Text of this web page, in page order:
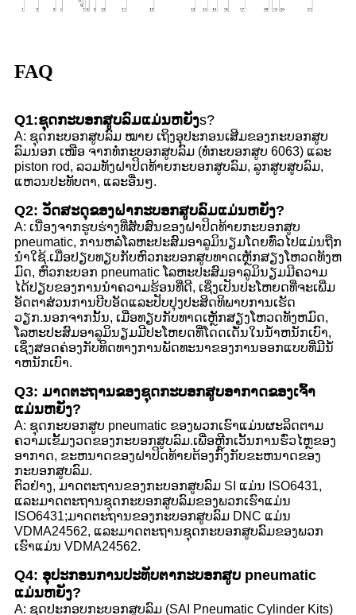
FAQ
Q1:ຊຸດກະບອກສູບລົມແມ່ນຫຍັງs?
A: ຊຸດກະບອກສູບລົມ ໝາຍ ເຖິງອຸປະກອນເສີມຂອງກະບອກສູບ
ລົມນອກ ເໜືອ ຈາກທໍ່ກະບອກສູບລົມ (ທໍ່ກະບອກສູບ 6063) ແລະ
piston rod, ລວມທັງຝາປິດທ້າຍກະບອກສູບລົມ, ລູກສູບສູບລົມ,
ແຫວນປະທັບຕາ, ແລະອື່ນໆ.
Q2: ວັດສະດຸຂອງຝາກະບອກສູບລົມແມ່ນຫຍັງ?
A: ເນື່ອງຈາກຮູບຮ່າງທີ່ສັບສົນຂອງຝາປິດທ້າຍກະບອກສູບ
pneumatic, ການຫລໍ່ໂລຫະປະສົມອາລູມິນຽມໂດຍທົ່ວໄປແມ່ນຖືກ
ນໍາໃຊ້.ເມື່ອປຽບທຽບກັບຫົວກະບອກສູບທາດເຫຼັກສຽງໂຫວດທັງຫ
ມົດ, ຫົວກະບອກ pneumatic ໂລຫະປະສົມອາລູມິນຽມມີຄວາມ
ໄດ້ປຽບຂອງການນໍາຄວາມຮ້ອນທີ່ດີ, ເຊິ່ງເປັນປະໂຫຍດທີ່ຈະເພີ່ມ
ອັດຕາສ່ວນການບີບອັດແລະປັບປຸງປະສິດທິພາບການເຮັດ
ວຽກ.ນອກຈາກນັ້ນ, ເມື່ອທຽບກັບທາດເຫຼັກສຽງໂຫວດທັງຫມົດ,
ໂລຫະປະສົມອາລູມິນຽມມີປະໂຫຍດທີ່ໂດດເດັ່ນໃນນ້ໍາຫນັກເບົາ,
ເຊິ່ງສອດຄ່ອງກັບທິດທາງການພັດທະນາຂອງການອອກແບບທີ່ມີນ້ໍ
າຫນັກເບົາ.
Q3: ມາດຕະຖານຂອງຊຸດກະບອກສູບອາກາດຂອງເຈົ້າ
ແມ່ນຫຍັງ?
A: ຊຸດກະບອກສູບ pneumatic ຂອງພວກເຮົາແມ່ນຜະລິດຕາມ
ຄວາມເຂັ້ມງວດຂອງກະບອກສູບລົມ.ເພື່ອຫຼີກເວັ້ນການຮົ່ວໄຫຼຂອງ
ອາກາດ, ຂະຫນາດຂອງຝາປິດທ້າຍຕ້ອງກົງກັບຂະຫນາດຂອງ
ກະບອກສູບລົມ.
ຕົວຢ່າງ, ມາດຕະຖານຂອງກະບອກສູບລົມ SI ແມ່ນ ISO6431,
ແລະມາດຕະຖານຊຸດກະບອກສູບລົມຂອງພວກເຮົາແມ່ນ
ISO6431;ມາດຕະຖານຂອງກະບອກສູບລົມ DNC ແມ່ນ
VDMA24562, ແລະມາດຕະຖານຊຸດກະບອກສູບລົມຂອງພວກ
ເຮົາແມ່ນ VDMA24562.
Q4: ອຸປະກອນການປະທັບຕາກະບອກສູບ pneumatic
ແມ່ນຫຍັງ?
A: ຊຸດປະກອບກະບອກສູບລົມ (SAI Pneumatic Cylinder Kits)